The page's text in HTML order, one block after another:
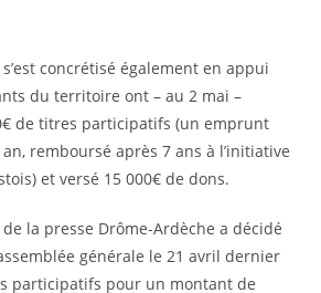
concrétisé également en appui
du territoire ont – au 2 mai –
de titres participatifs (un emprunt
remboursé après 7 ans à l’initiative
et versé 15 000€ de dons.
la presse Drôme-Ardèche a décidé
générale le 21 avril dernier
participatifs pour un montant de